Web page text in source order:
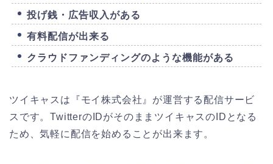
投げ銭・広告収入がある
有料配信が出来る
クラウドファンディングのような機能がある
ツイキャスは『モイ株式会社』が運営する配信サービ
スです。TwitterのIDがそのままツイキャスのIDとなる
ため、気軽に配信を始めることが出来ます。